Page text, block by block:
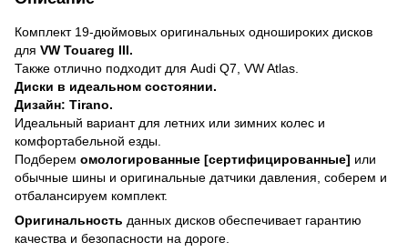
Комплект 19-дюймовых оригинальных одношироких дисков
для VW Touareg III.
Также отлично подходит для Audi Q7, VW Atlas.
Диски в идеальном состоянии.
Дизайн: Tirano.
Идеальный вариант для летних или зимних колес и
комфортабельной езды.
Подберем омологированные [сертифицированные] или
обычные шины и оригинальные датчики давления, соберем и
отбалансируем комплект.
Оригинальность данных дисков обеспечивает гарантию
качества и безопасности на дороге.